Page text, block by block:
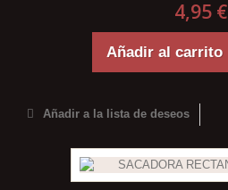
4,95 €
Añadir al carrito
Añadir a la lista de deseos